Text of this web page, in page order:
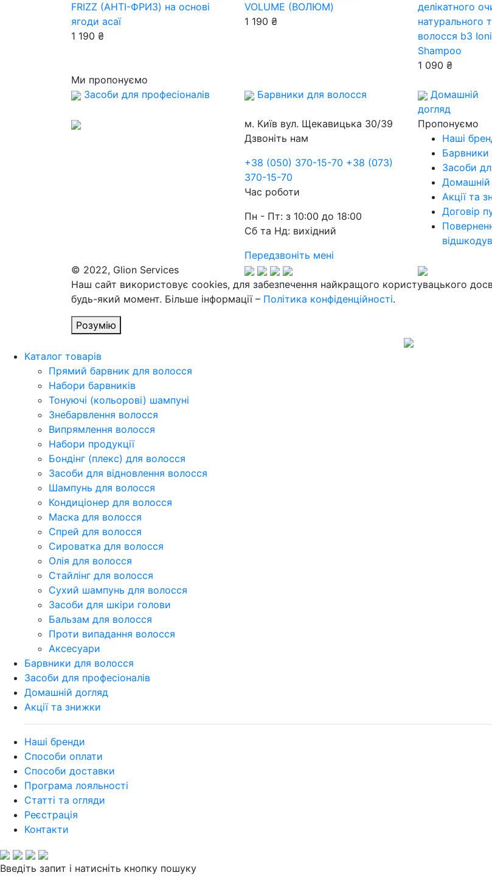
FRIZZ (АНТІ-ФРИЗ) на основі
ягоди асаї
1 190 ₴
VOLUME (ВОЛЮМ)
1 190 ₴
делікатного
натурального
волосся b3
Shampoo
1 090 ₴
Ми пропонуємо
Засоби для професіоналів
Барвники для волосся
Домашній
догляд
м. Київ вул. Щекавицька 30/39
Дзвоніть нам
+38 (050) 370-15-70 +38 (073)
370-15-70
Час роботи
Пн - Пт: з 10:00 до 18:00
Сб та Нд: вихідний
Передзвоніть мені
Пропонуємо
Наші
Барвники
Засоби
Домашній
Акції та
Договір
© 2022, Glion Services
Наш сайт використовує cookies, для забезпечення найкращого користувацького
будь-який момент. Більше інформації – Політика конфіденційності.
Розумію
Каталог товарів
Прямий барвник для волосся
Набори барвників
Тонуючі (кольорові) шампуні
Знебарвлення волосся
Випрямлення волосся
Набори продукції
Бондінг (плекс) для волосся
Засоби для відновлення волосся
Шампунь для волосся
Кондиціонер для волосся
Маска для волосся
Спрей для волосся
Сироватка для волосся
Олія для волосся
Стайлінг для волосся
Сухий шампунь для волосся
Засоби для шкіри голови
Бальзам для волосся
Проти випадання волосся
Аксесуари
Барвники для волосся
Засоби для професіоналів
Домашній догляд
Акції та знижки
Наші бренди
Способи оплати
Способи доставки
Програма лояльності
Статті та огляди
Реєстрація
Контакти
Введіть запит і натисніть кнопку пошуку